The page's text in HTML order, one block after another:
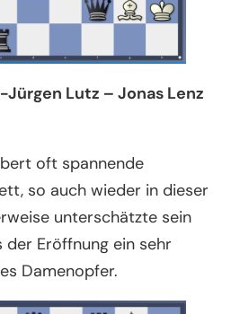
Jürgen Lutz – Jonas Lenz
oft spannende
so auch wieder in dieser
unterschätzte sein
der Eröffnung ein sehr
Damenopfer.